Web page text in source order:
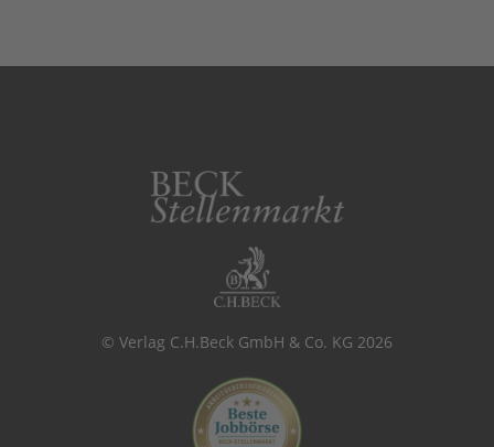
© Verlag C.H.Beck GmbH & Co. KG 2026